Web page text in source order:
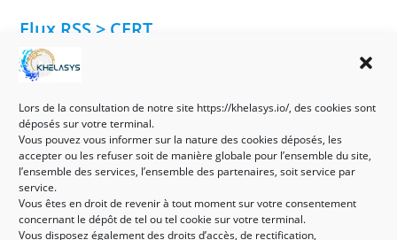
Lors de la consultation de notre site https://khelasys.io/, des cookies sont
déposés sur votre terminal.
Vous pouvez vous informer sur la nature des cookies déposés, les
accepter ou les refuser soit de manière globale pour l’ensemble du site,
l’ensemble des services, l’ensemble des partenaires, soit service par
service.
Vous êtes en droit de revenir à tout moment sur votre consentement
concernant le dépôt de tel ou tel cookie sur votre terminal.
Vous disposez également des droits d’accès, de rectification,
Flux RSS > CERT
5 août 2026
Multiples vulnérabilités dans HPE Aruba Networking EdgeConnect
SD-WAN Orchestrator (05 août 2026)
5 août 2026
Multiples vulnérabilités dans les produits Veeam (05 août 2026)
5 août 2026
Multiples vulnérabilités dans Google Pixel (05 août 2026)